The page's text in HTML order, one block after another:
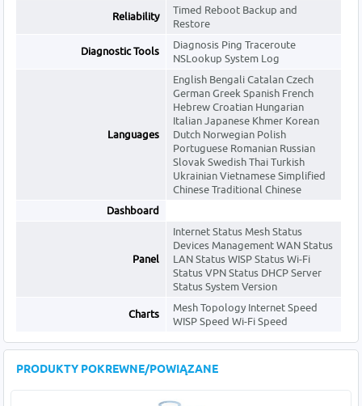
Reliability
Timed Reboot Backup and
Restore
Diagnostic Tools
Diagnosis Ping Traceroute
NSLookup System Log
Languages
English Bengali Catalan Czech
German Greek Spanish French
Hebrew Croatian Hungarian
Italian Japanese Khmer Korean
Dutch Norwegian Polish
Portuguese Romanian Russian
Slovak Swedish Thai Turkish
Ukrainian Vietnamese Simplified
Chinese Traditional Chinese
Dashboard
Panel
Internet Status Mesh Status
Devices Management WAN Status
LAN Status WISP Status Wi-Fi
Status VPN Status DHCP Server
Status System Version
Charts
Mesh Topology Internet Speed
WISP Speed Wi-Fi Speed
PRODUKTY POKREWNE/POWIĄZANE